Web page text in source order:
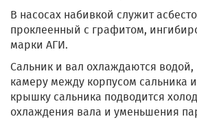
В насосах набивкой служит
проклеенный с графитом,
марки АГИ.
Сальник и вал охлаждаются
камеру между корпусом сальника
крышку сальника подводится
охлаждения вала и уменьшения